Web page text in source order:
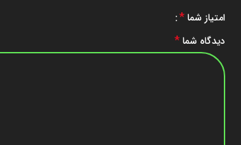
امتیاز شما*
دیدگاه شما*